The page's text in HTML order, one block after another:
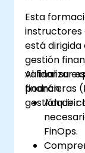
Esta
instructores
está dirigida
gestión
validar su
financieras
gestión de
Al finalizar
podrán:
Adquirir
FinOps.